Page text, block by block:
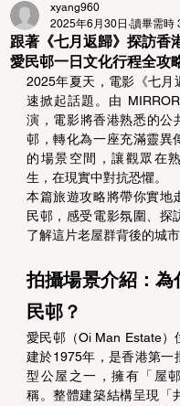
跟著《七月返歸》探訪香
愛民邨一日文化行程全攻
xyang960
2025年6月30日 讀畢需時
2025年夏天，電影《七月
速掀起話題。由
演，電影將香港熟悉的
邨，轉化為一座充滿靈異
的場景空間，讓觀眾在
生，在現實中對抗恐懼。
本篇旅遊攻略將帶你實地
民邨，感受電影氛圍、探
了解這片老屋群背後的城
拍攝場景介紹：為
民邨？
愛民邨（Oi Man Estate）
建於1975年，是香港第一
型公屋之一，擁有「屋
稱。整體建築結構呈現「